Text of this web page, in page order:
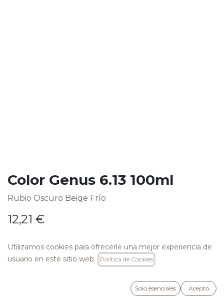
Color Genus 6.13 100ml
Rubio Oscuro Beige Frío
12,21 €
AÑADIR A LA CESTA
Utilizamos cookies para ofrecerle una mejor experiencia de
usuario en este sitio web.
Política de Cookies
Solo esenciales Acepto